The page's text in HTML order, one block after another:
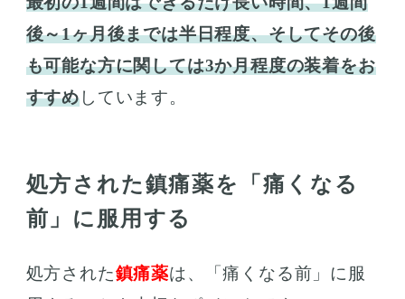
後～1ヶ月後までは半日程度、そしてその後
も可能な方に関しては3か月程度の装着をお
すすめしています。
処方された鎮痛薬を「痛くなる
前」に服用する
処方された鎮痛薬は、「痛くなる前」に服